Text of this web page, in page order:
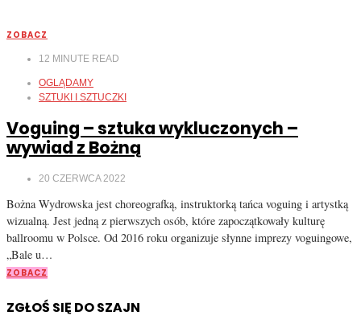
ZOBACZ
12 MINUTE READ
OGLĄDAMY
SZTUKI I SZTUCZKI
Voguing – sztuka wykluczonych –
wywiad z Bożną
20 CZERWCA 2022
Bożna Wydrowska jest choreografką, instruktorką tańca voguing i artystką
wizualną. Jest jedną z pierwszych osób, które zapoczątkowały kulturę
ballroomu w Polsce. Od 2016 roku organizuje słynne imprezy voguingowe,
„Bale u…
ZOBACZ
ZGŁOŚ SIĘ DO SZAJN